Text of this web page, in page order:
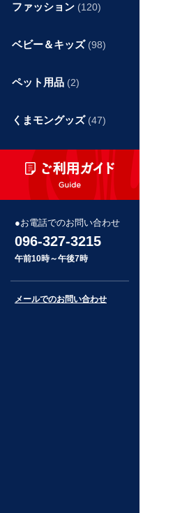
ファッション (120)
ベビー＆キッズ (98)
ペット用品 (2)
くまモングッズ (47)
お電話でのお問い合わせ
096-327-3215
午前10時～午後7時
メールでのお問い合わせ